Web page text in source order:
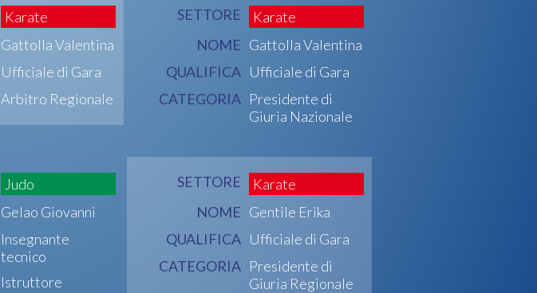
Karate
Gattolla Valentina
Ufficiale di Gara
Arbitro Regionale
SETTORE
Karate
NOME Gattolla Valentina
QUALIFICA Ufficiale di Gara
CATEGORIA Presidente di
Giuria Nazionale
Judo
Gelao Giovanni
Insegnante
tecnico
Istruttore
SETTORE
Karate
NOME Gentile Erika
QUALIFICA Ufficiale di Gara
CATEGORIA Presidente di
Giuria Regionale